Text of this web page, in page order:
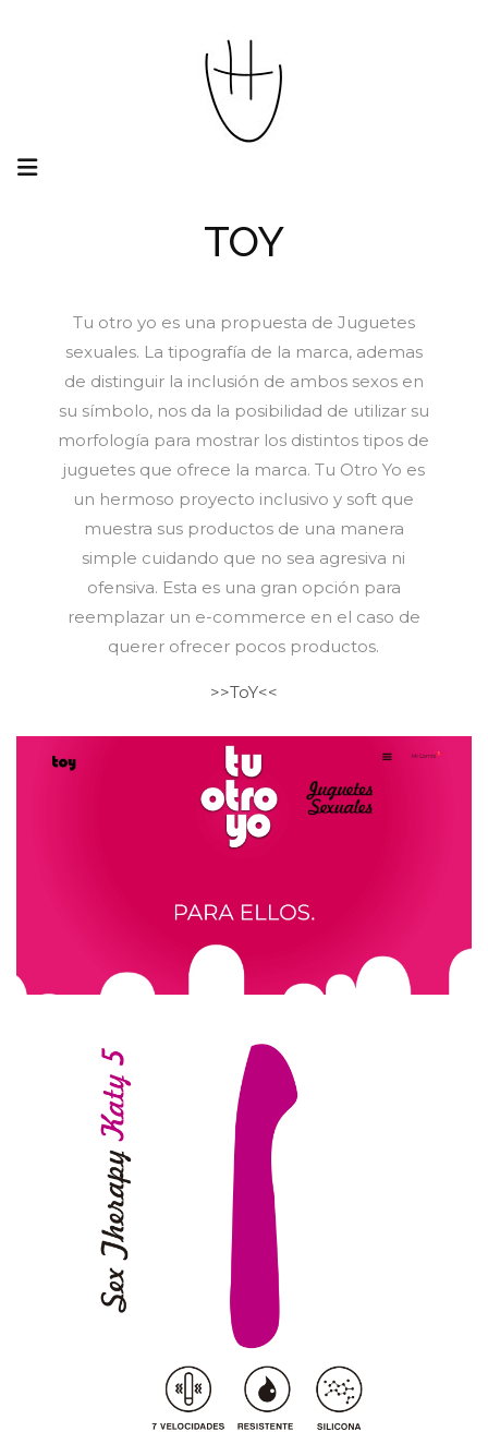
TOY
Tu otro yo es una propuesta de Juguetes
sexuales. La tipografía de la marca, ademas
de distinguir la inclusión de ambos sexos en
su símbolo, nos da la posibilidad de utilizar su
morfología para mostrar los distintos tipos de
juguetes que ofrece la marca. Tu Otro Yo es
un hermoso proyecto inclusivo y soft que
muestra sus productos de una manera
simple cuidando que no sea agresiva ni
ofensiva. Esta es una gran opción para
reemplazar un e-commerce en el caso de
querer ofrecer pocos productos.
>>ToY<<